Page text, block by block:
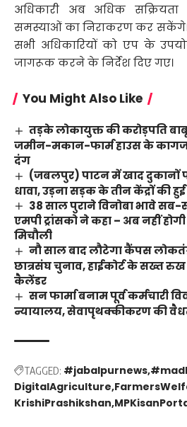
अधिकारी अब अधिक
समस्याओं का निराकरण कर सकेंगे।
सभी अधिकारियों को एप के
जागरूक करने के निर्देश दिए गए।
You Might Also Like
तड़के लोकायुक्त की करोड़पति
जमीन-मकान-फार्म हाउस के
दंग
(जबलपुर) पाटन में खाद दुकानों
धावा, उड़ना सड़क के तीन केंद्रों की
38 साल पुराने विनोबा भावे
एमपी ट्रांसको ने कहा – अब नहीं
मिचौली
नौ साल बाद लौटेगा कैंपस
छात्रसंघ चुनाव, हाईकोर्ट के सख्त
कैलेंडर
सन फार्मा बनाम पूर्व कर्मचारी
न्यायालय, सेवापृथक्कीकरण की
TAGGED: #jabalpurnews
DigitalAgriculture
KrishiPrashikshan